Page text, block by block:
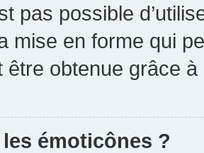
pas possible
mise en forme qui
être obtenue grâce à
émoticônes ?